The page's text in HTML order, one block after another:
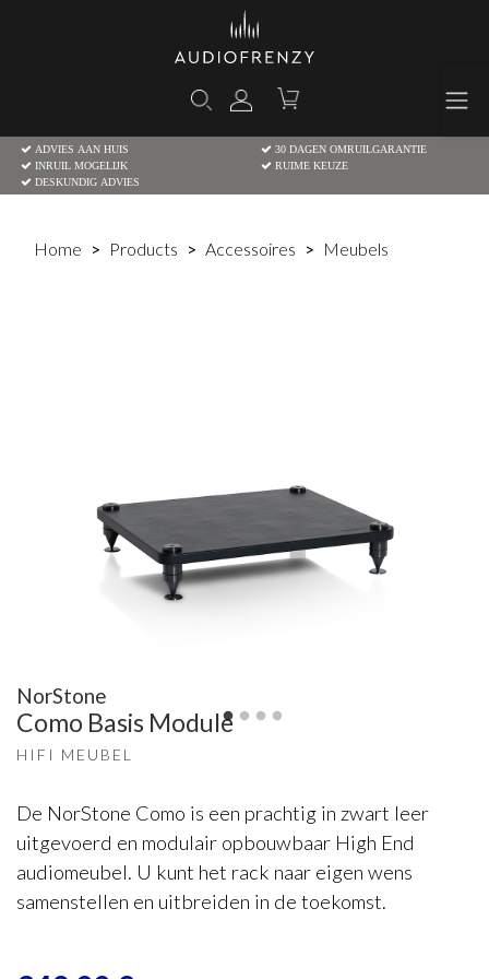
ADVIES AAN HUIS
30 DAGEN OMRUILGARANTIE
INRUIL MOGELIJK
RUIME KEUZE
DESKUNDIG ADVIES
Home Products Accessoires Meubels
NorStone
Como Basis Module
HIFI MEUBEL
De NorStone Como is een prachtig in zwart leer
uitgevoerd en modulair opbouwbaar High End
audiomeubel. U kunt het rack naar eigen wens
samenstellen en uitbreiden in de toekomst.